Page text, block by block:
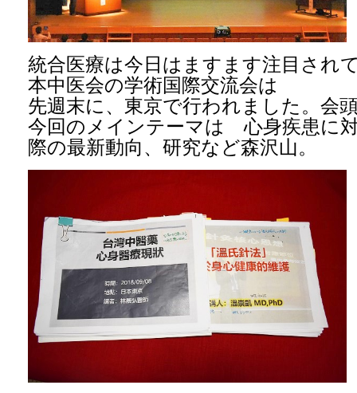
統合医療は今日はますます注目され
本中医会の学術国際交流会は
先週末に、東京で行われました。会
今回のメインテーマは 心身疾患に
際の最新動向、研究など森沢山。